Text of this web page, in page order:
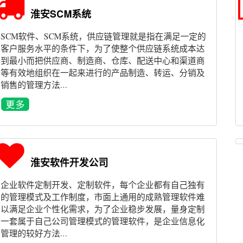
淮安SCM系统
SCM软件、SCM系统，供应链管理就是指在满足一定的
客户服务水平的条件下，为了使整个供应链系统成本达
到最小而把供应商、制造商、仓库、配送中心和渠道商
等有效地组织在一起来进行的产品制造、转运、分销及
销售的管理方法...
淮安软件开发公司
企业软件定制开发、定制软件，每个企业都有自己独有
的管理模式及工作制度，市面上通用的成熟管理软件难
以满足企业个性化需求，为了企业稳步发展，量身定制
一套属于自己公司管理模式的管理软件，是企业信息化
管理的较好方法...